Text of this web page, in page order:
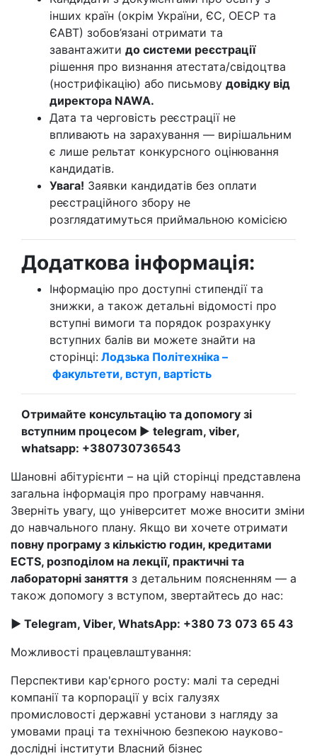
інших країн (окрім України, ЄС, ОЕСР та
ЄАВТ) зобов’язані отримати та
завантажити до системи реєстрації
рішення про визнання атестата/свідоцтва
(нострифікацію) або письмову довідку від
директора NAWA.
Дата та черговість реєстрації не
впливають на зарахування — вирішальним
є лише рельтат конкурсного оцінювання
кандидатів.
Увага! Заявки кандидатів без оплати
реєстраційного збору не
розглядатимуться приймальною комісією
Додаткова інформація:
Інформацію про доступні стипендії та
знижки, а також детальні відомості про
вступні вимоги та порядок розрахунку
вступних балів ви можете знайти на
сторінці: Лодзька Політехніка –
факультети, вступ, вартість
Отримайте консультацію та допомогу зі
вступним процесом ► telegram, viber,
whatsapp: +380730736543
Шановні абітурієнти – на цій сторінці представлена
загальна інформація про програму навчання.
Зверніть увагу, що університет може вносити зміни
до навчального плану. Якщо ви хочете отримати
повну програму з кількістю годин, кредитами
ECTS, розподілом на лекції, практичні та
лабораторні заняття з детальним поясненням — а
також допомогу з вступом, звертайтесь до нас:
► Telegram, Viber, WhatsApp: +380 73 073 65 43
Можливості працевлаштування:
Перспективи кар'єрного росту: малі та середні
компанії та корпорації у всіх галузях
промисловості державні установи з нагляду за
умовами праці та технічною безпекою науково-
дослідні інститути Власний бізнес